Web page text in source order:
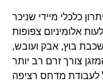
כלכלי מיידי שניכר
אלומיניום צפופות
בוץ, אבק ועובש,
צורך זרם רב יותר
מדחס רציפה